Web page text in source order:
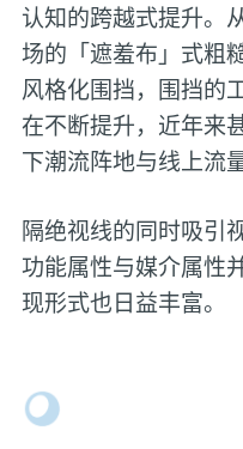
认知的跨越式提升。
场的「遮羞布」式粗
风格化围挡，围挡的
在不断提升，近年来
下潮流阵地与线上流
隔绝视线的同时吸引
功能属性与媒介属性
现形式也日益丰富。